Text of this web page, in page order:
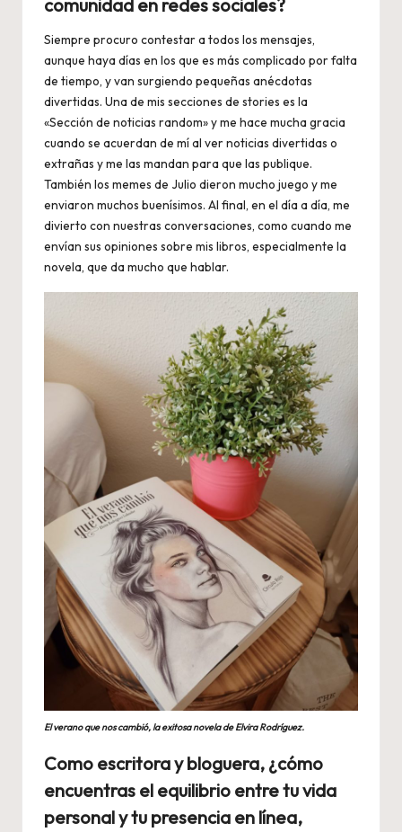
comunidad en redes sociales?
Siempre procuro contestar a todos los mensajes,
aunque haya días en los que es más complicado por falta
de tiempo, y van surgiendo pequeñas anécdotas
divertidas. Una de mis secciones de stories es la
«Sección de noticias random» y me hace mucha gracia
cuando se acuerdan de mí al ver noticias divertidas o
extrañas y me las mandan para que las publique.
También los memes de Julio dieron mucho juego y me
enviaron muchos buenísimos. Al final, en el día a día, me
divierto con nuestras conversaciones, como cuando me
envían sus opiniones sobre mis libros, especialmente la
novela, que da mucho que hablar.
El verano que nos cambió, la exitosa novela de Elvira Rodríguez.
Como escritora y bloguera, ¿cómo
encuentras el equilibrio entre tu vida
personal y tu presencia en línea,